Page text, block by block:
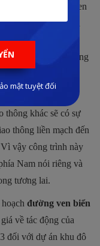
nối qua đường ven
của khu vực phía
ngắn thời gian và
thể mang đến những
bị gián đoạn.
tuyến đường ven
thông khác sẽ có sự
thông liền mạch đến
vậy công trình này
Nam nói riêng và
tương lai.
đường ven biển
về tác động của
đối với dự án khu đô